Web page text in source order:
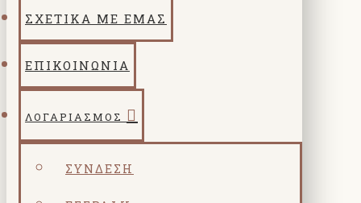
ΣΧΕΤΙΚΑ ΜΕ ΕΜΑΣ
ΕΠΙΚΟΙΝΩΝΙΑ
ΛΟΓΑΡΙΑΣΜΌΣ
ΣΎΝΔΕΣΗ